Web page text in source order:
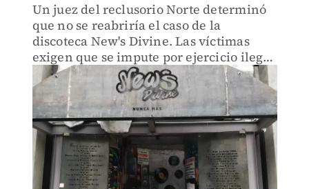
Un juez del reclusorio Norte determinó
que no se reabriría el caso de la
discoteca New's Divine. Las víctimas
exigen que se impute por ejercicio ilegal
del servicio público al actual alcalde de
Gustavo A. Madero, Francisco Chíguil.